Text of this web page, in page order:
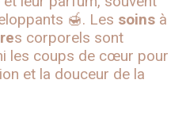
🍯. Les soins à
s corporels sont
les coups de cœur pour
et la douceur de la